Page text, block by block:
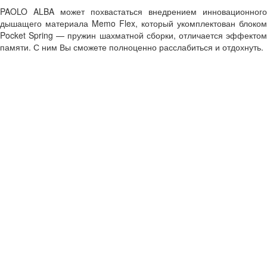
PAOLO ALBA может похвастаться внедрением инновационного
дышащего материала Memo Flex, который укомплектован блоком
Pocket Spring — пружин шахматной сборки, отличается эффектом
памяти. С ним Вы сможете полноценно расслабиться и отдохнуть.